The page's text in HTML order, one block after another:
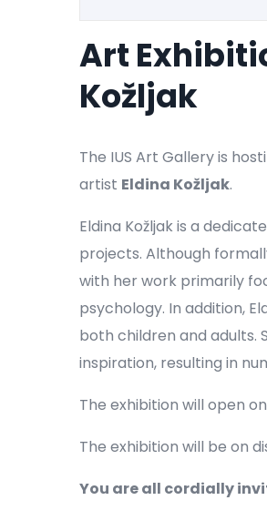
Art
Kožljak
The IUS Art Gallery is
artist Eldina Kožljak.
Eldina Kožljak is a
projects. Although
with her work primarily
psychology. In addition,
both children and adults.
inspiration, resulting in
The exhibition will open on
The exhibition will be on
You are all cordially